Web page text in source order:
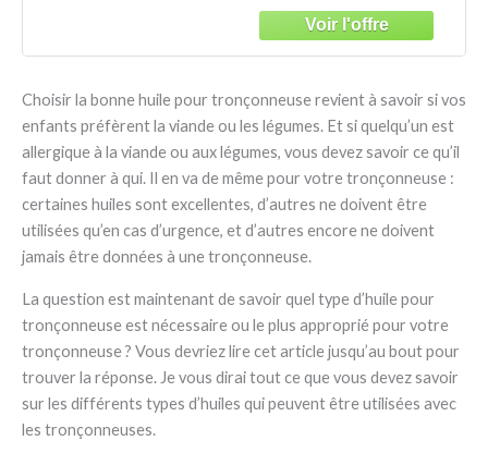
Choisir la bonne huile pour tronçonneuse revient à savoir si vos
enfants préfèrent la viande ou les légumes. Et si quelqu’un est
allergique à la viande ou aux légumes, vous devez savoir ce qu’il
faut donner à qui. Il en va de même pour votre tronçonneuse :
certaines huiles sont excellentes, d’autres ne doivent être
utilisées qu’en cas d’urgence, et d’autres encore ne doivent
jamais être données à une tronçonneuse.
La question est maintenant de savoir quel type d’huile pour
tronçonneuse est nécessaire ou le plus approprié pour votre
tronçonneuse ? Vous devriez lire cet article jusqu’au bout pour
trouver la réponse. Je vous dirai tout ce que vous devez savoir
sur les différents types d’huiles qui peuvent être utilisées avec
les tronçonneuses.